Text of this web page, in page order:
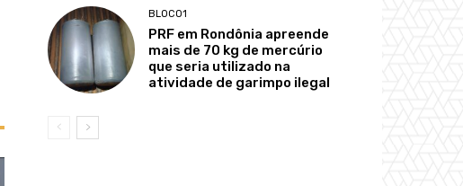
BLOCO1
PRF em Rondônia apreende
mais de 70 kg de mercúrio
que seria utilizado na
atividade de garimpo ilegal